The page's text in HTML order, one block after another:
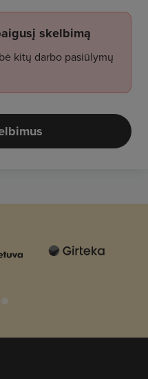
skelbimą
kitų darbo pasiūlymų